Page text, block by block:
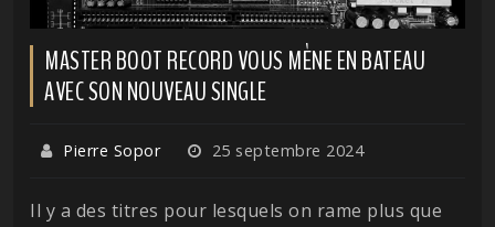
MASTER BOOT RECORD VOUS MÈNE EN BATEAU
AVEC SON NOUVEAU SINGLE
Pierre Sopor 25 septembre 2024
Il y a des titres pour lesquels on rame plus que